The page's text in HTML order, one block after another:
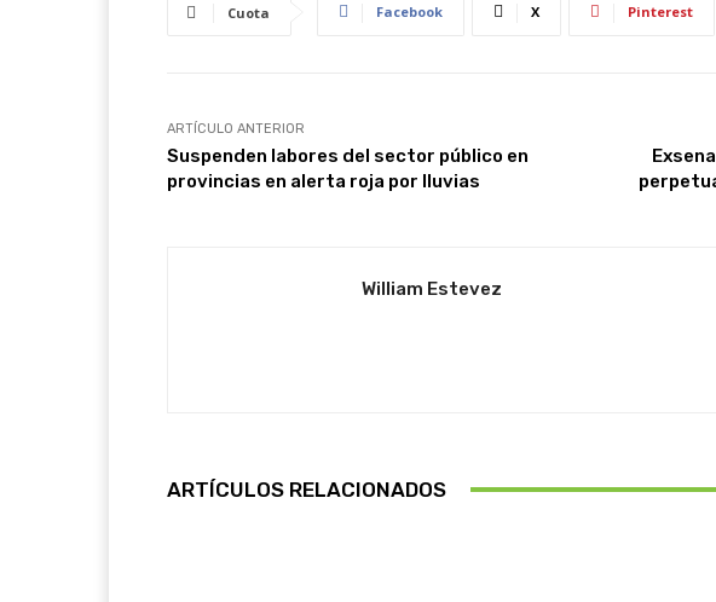
Cuota Facebook X Pinterest
ARTÍCULO ANTERIOR
Suspenden labores del sector público en
provincias en alerta roja por lluvias
William Estevez
ARTÍCULOS RELACIONADOS